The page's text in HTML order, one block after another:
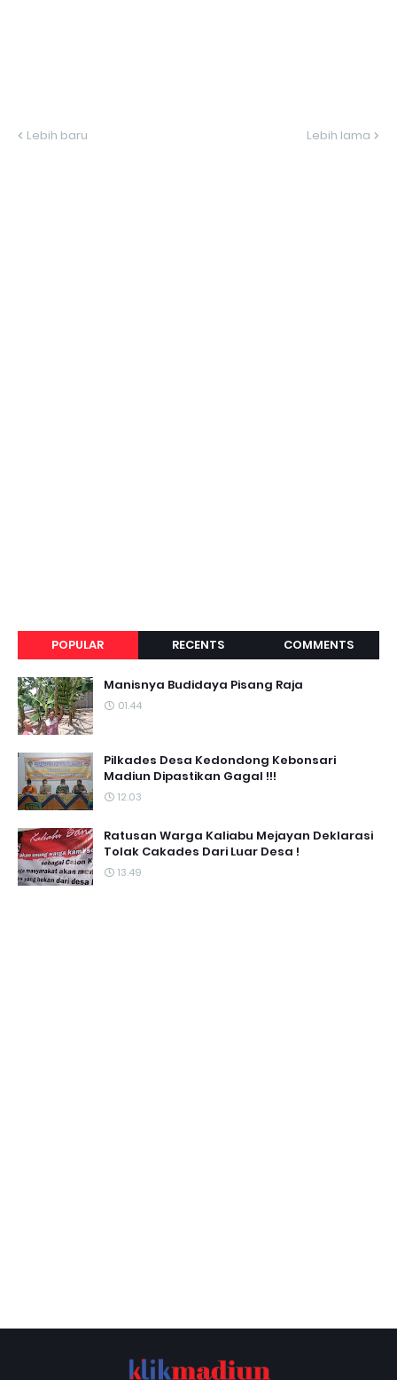
Lebih baru Lebih lama
POPULAR RECENTS COMMENTS
Manisnya Budidaya Pisang Raja
01.44
Pilkades Desa Kedondong Kebonsari
Madiun Dipastikan Gagal !!!
12.03
Ratusan Warga Kaliabu Mejayan Deklarasi
Tolak Cakades Dari Luar Desa !
13.49